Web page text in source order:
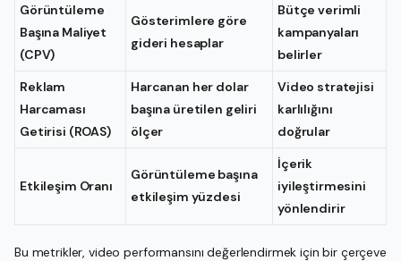
Görüntüleme
Başına Maliyet
(CPV)
Gösterimlere göre
gideri hesaplar
Bütçe verimli
kampanyaları
belirler
Reklam
Harcaması
Getirisi (ROAS)
Harcanan her dolar
başına üretilen geliri
ölçer
Video stratejisi
karlılığını
doğrular
Etkileşim Oranı
Görüntüleme başına
etkileşim yüzdesi
İçerik
iyileştirmesini
yönlendirir
Bu metrikler, video performansını değerlendirmek için bir çerçeve